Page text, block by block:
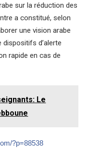
sur la réduction des
a constitué, selon
une vision arabe
dispositifs d’alerte
rapide en cas de
Le
?p=88538